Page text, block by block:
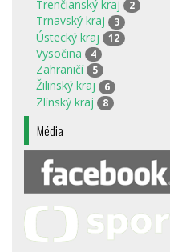
Trenčianský kraj 2
Trnavský kraj 3
Ústecký kraj 12
Vysočina 4
Zahraničí 5
Žilinský kraj 6
Zlínský kraj 8
Média